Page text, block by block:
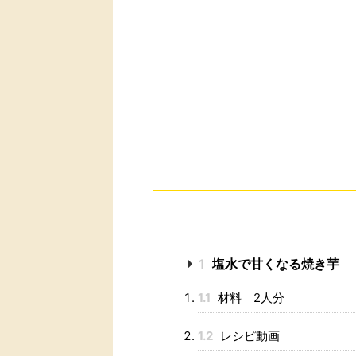
1 塩水で甘くなる焼き芋
1.1 材料 2人分
1.2 レシピ動画